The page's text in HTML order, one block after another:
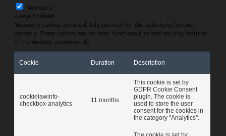
Necessary
Always Enabled
Necessary cookies are absolutely essential for the website to function
properly. These cookies ensure basic functionalities and security features
of the website, anonymously.
Cookie Duration Description
cookielawinfo-
checkbox-analytics
11 months
This cookie is set by
GDPR Cookie Consent
plugin. The cookie is
used to store the user
consent for the cookies in
the category "Analytics".